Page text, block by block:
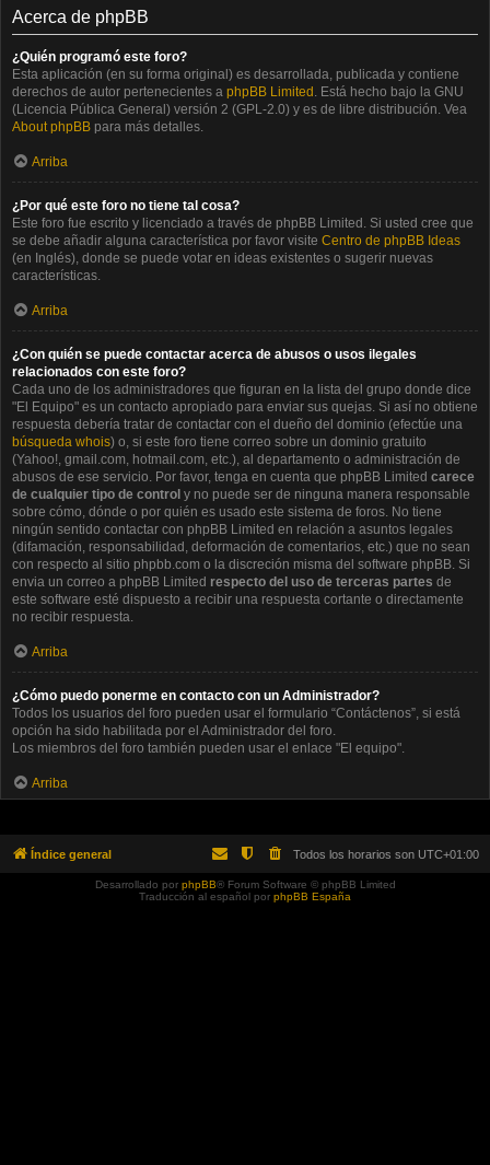
Acerca de phpBB
¿Quién programó este foro?
Esta aplicación (en su forma original) es desarrollada, publicada y contiene
derechos de autor pertenecientes a phpBB Limited . Está hecho bajo la GNU
(Licencia Pública General) versión 2 (GPL-2.0) y es de libre distribución. Vea
About phpBB para más detalles.
Arriba
¿Por qué este foro no tiene tal cosa?
Este foro fue escrito y licenciado a través de phpBB Limited. Si usted cree que
se debe añadir alguna característica por favor visite Centro de phpBB Ideas
(en Inglés), donde se puede votar en ideas existentes o sugerir nuevas
características.
Arriba
¿Con quién se puede contactar acerca de abusos o usos ilegales
relacionados con este foro?
Cada uno de los administradores que figuran en la lista del grupo donde dice
"El Equipo" es un contacto apropiado para enviar sus quejas. Si así no obtiene
respuesta debería tratar de contactar con el dueño del dominio (efectúe una
búsqueda whois) o, si este foro tiene correo sobre un dominio gratuito
(Yahoo!, gmail.com, hotmail.com, etc.), al departamento o administración de
abusos de ese servicio. Por favor, tenga en cuenta que phpBB Limited carece
de cualquier tipo de control y no puede ser de ninguna manera responsable
sobre cómo, dónde o por quién es usado este sistema de foros. No tiene
ningún sentido contactar con phpBB Limited en relación a asuntos legales
(difamación, responsabilidad, deformación de comentarios, etc.) que no sean
con respecto al sitio phpbb.com o la discreción misma del software phpBB. Si
envia un correo a phpBB Limited respecto del uso de terceras partes de
este software esté dispuesto a recibir una respuesta cortante o directamente
no recibir respuesta.
Arriba
¿Cómo puedo ponerme en contacto con un Administrador?
Todos los usuarios del foro pueden usar el formulario “Contáctenos”, si está
opción ha sido habilitada por el Administrador del foro.
Los miembros del foro también pueden usar el enlace "El equipo".
Arriba
Índice general Todos los horarios son UTC+01:00
Desarrollado por phpBB® Forum Software © phpBB Limited
Traducción al español por phpBB España